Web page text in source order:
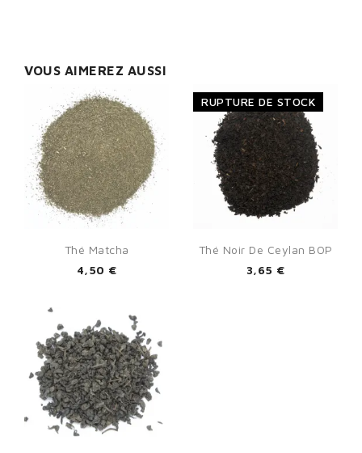
VOUS AIMEREZ AUSSI
Thé Matcha
4,50 €
Thé Noir De Ceylan BOP
3,65 €
RUPTURE DE STOCK